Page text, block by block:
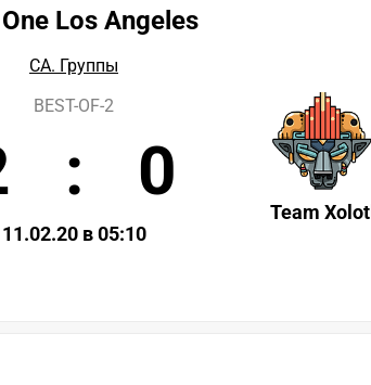
Los Angeles
СА. Группы
Team Xolotl
BEST-OF-2
: 0
11.02.20 в 05:10